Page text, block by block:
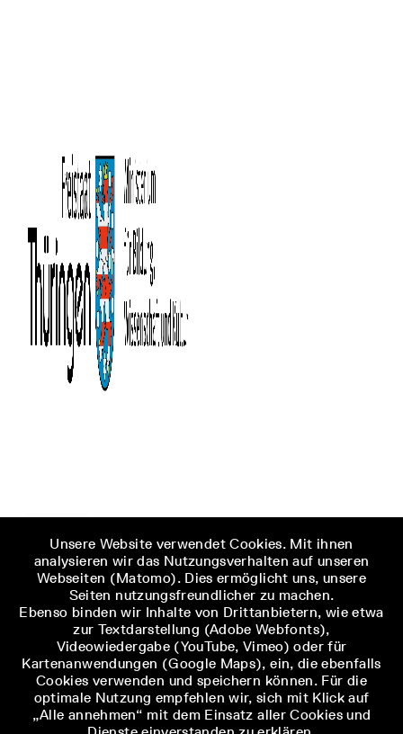
Unsere Website verwendet Cookies. Mit ihnen
analysieren wir das Nutzungsverhalten auf unseren
Webseiten (Matomo). Dies ermöglicht uns, unsere
Seiten nutzungsfreundlicher zu machen.
Ebenso binden wir Inhalte von Drittanbietern, wie etwa
zur Textdarstellung (Adobe Webfonts),
Videowiedergabe (YouTube, Vimeo) oder für
Kartenanwendungen (Google Maps), ein, die ebenfalls
Cookies verwenden und speichern können. Für die
optimale Nutzung empfehlen wir, sich mit Klick auf
„Alle annehmen“ mit dem Einsatz aller Cookies und